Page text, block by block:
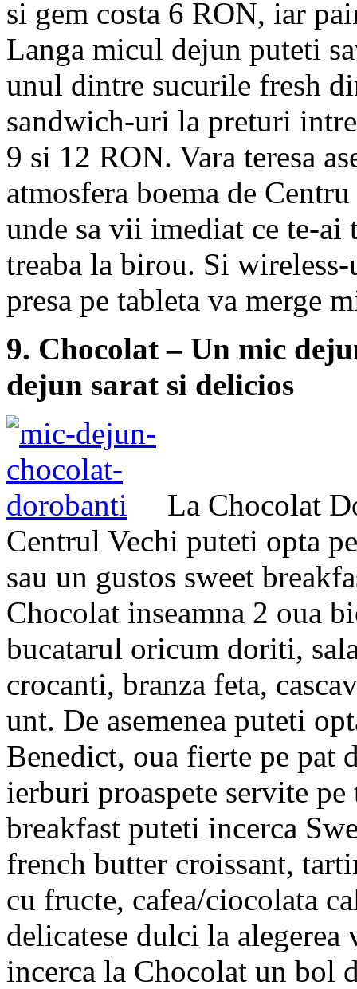
si gem costa 6 RON, iar
Langa micul dejun puteti
unul dintre sucurile fresh
sandwich-uri la preturi
9 si 12 RON. Vara teresa
atmosfera boema de
unde sa vii imediat ce te-ai
treaba la birou. Si
presa pe tableta va merge
9. Chocolat – Un mic
dejun sarat si delicios
La Chocolat
Centrul Vechi puteti opta
sau un gustos sweet
Chocolat inseamna 2 oua
bucatarul oricum doriti,
crocanti, branza feta,
unt. De asemenea puteti
Benedict, oua fierte pe pat
ierburi proaspete servite
breakfast puteti incerca
french butter croissant,
cu fructe, cafea/ciocolata
delicatese dulci la alegerea
incerca la Chocolat un bol